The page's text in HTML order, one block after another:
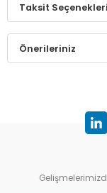
Bu
Taksit Seçenekleri
Önerileriniz
kullanarak
Görüş ve
Ürün resmi
Ürün